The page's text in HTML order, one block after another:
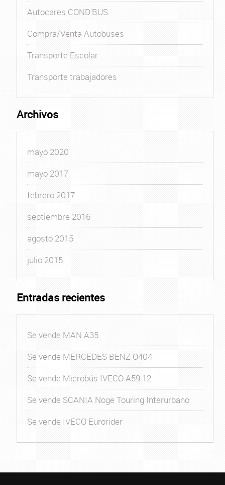
Autocares COND'BUS
Compra/Venta Autobuses
Transporte Escolar
Transporte trabajadores
Archivos
mayo 2020
mayo 2017
febrero 2017
septiembre 2016
agosto 2015
julio 2015
Entradas recientes
Se vende MAN A35
Se vende MERCEDES BENZ O404
Se vende Microbús IVECO A59.12
Se vende SCANIA Noge Touring Interurbano
Se vende IVECO Eurorider